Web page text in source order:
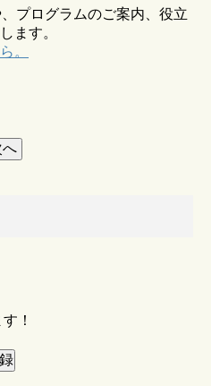
プログラムのご案内、役立
ます。
。
！